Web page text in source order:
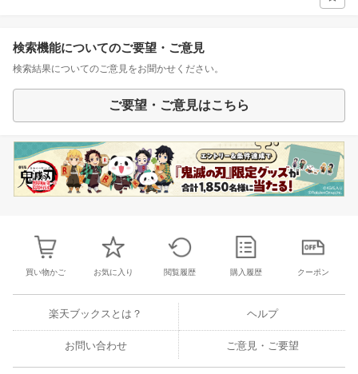
検索機能についてのご要望・ご意見
検索結果についてのご意見をお聞かせください。
ご要望・ご意見はこちら
買い物かご お気に入り 閲覧履歴 購入履歴 クーポン
楽天ブックスとは？ ヘルプ
お問い合わせ ご意見・ご要望